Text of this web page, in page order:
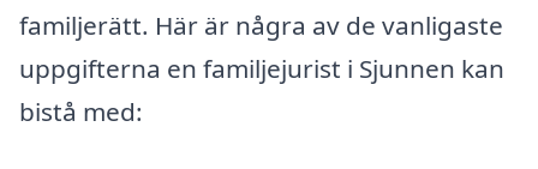
familjerätt. Här är några av de vanligaste
uppgifterna en familjejurist i Sjunnen kan
bistå med: